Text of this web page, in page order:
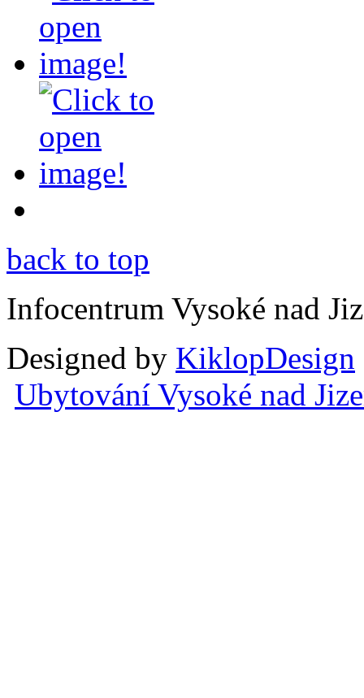
back to top
Infocentrum Vysoké nad
Designed by KiklopDesign
Ubytování Vysoké nad